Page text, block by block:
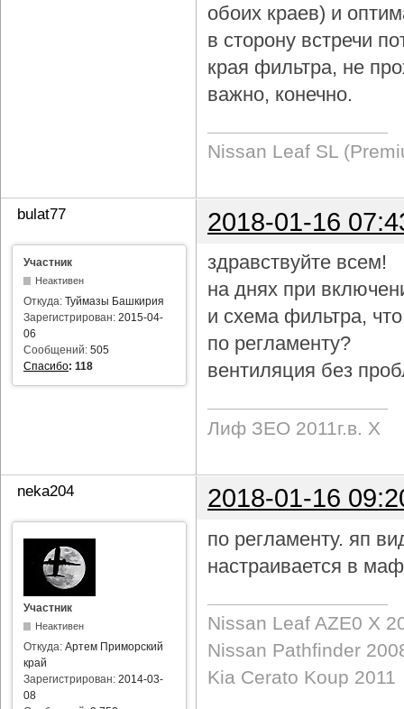
обоих краев) и
в сторону встречи
края фильтра, не
важно, конечно.
Nissan Leaf SL
bulat77 2018-01-16
Участник
Неактивен
Откуда: Туймазы Башкирия
Зарегистрирован: 2015-04-
06
Сообщений: 505
Спасибо: 118
здравствуйте всем!
на днях при
и схема фильтра,
по регламенту?
вентиляция без
Лиф ЗЕО 2011г.в. Х
neka204 2018-01-16
Участник
Неактивен
Откуда: Артем Приморский
край
Зарегистрирован: 2014-03-
08
по регламенту. яп
настраивается в
Nissan Leaf AZE0 X
Nissan Pathfinder
Kia Cerato Koup 2011